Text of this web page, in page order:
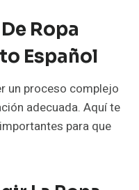
Ropa
Español
un proceso complejo
adecuada. Aquí te
para que